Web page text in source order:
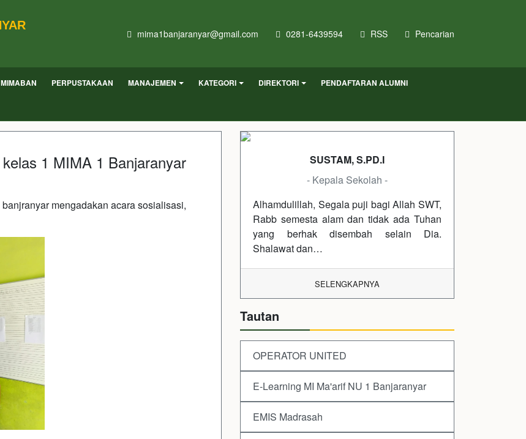
mima1banjaranyar@gmail.com 0281-6439594 RSS Pencarian
PERPUSTAKAAN MANAJEMEN KATEGORI DIREKTORI PENDAFTARAN ALUMNI
1 MIMA 1 Banjaranyar
mengadakan acara sosialisasi,
SUSTAM, S.PD.I
- Kepala Sekolah -
Alhamdulillah, Segala puji bagi Allah SWT,
Rabb semesta alam dan tidak ada Tuhan
yang berhak disembah selain Dia.
Shalawat dan…
SELENGKAPNYA
Tautan
OPERATOR UNITED
E-Learning MI Ma'arif NU 1 Banjaranyar
EMIS Madrasah